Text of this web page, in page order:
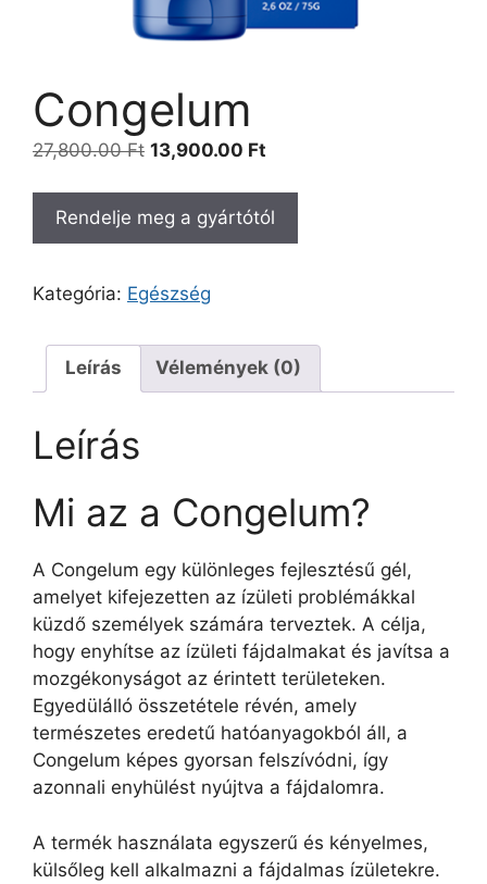
Congelum
27,800.00Ft Original
27,800.00 Ft.
13,900.00 Ft
is:
13,900.00 Ft.
Rendelje meg a gyártótól
Kategória: Egészség
Leírás Vélemények (0)
Leírás
Mi az a Congelum?
A Congelum egy különleges fejlesztésű gél,
amelyet kifejezetten az ízületi problémákkal
küzdő személyek számára terveztek. A célja,
hogy enyhítse az ízületi fájdalmakat és javítsa a
mozgékonyságot az érintett területeken.
Egyedülálló összetétele révén, amely
természetes eredetű hatóanyagokból áll, a
Congelum képes gyorsan felszívódni, így
azonnali enyhülést nyújtva a fájdalomra.
A termék használata egyszerű és kényelmes,
külsőleg kell alkalmazni a fájdalmas ízületekre.